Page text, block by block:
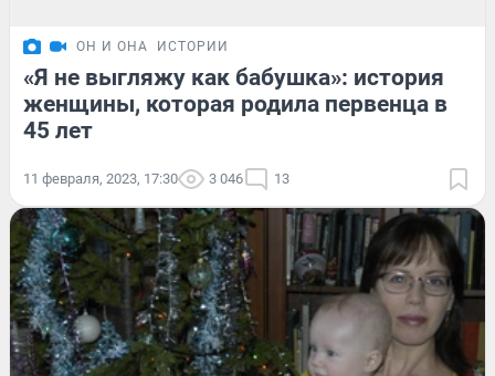
ОН И ОНА ИСТОРИИ
«Я не выгляжу как бабушка»: история
женщины, которая родила первенца в
45 лет
11 февраля, 2023, 17:30 3 046 13